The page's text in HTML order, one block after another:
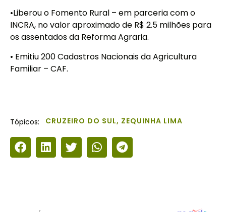
•Liberou o Fomento Rural – em parceria com o
INCRA, no valor aproximado de R$ 2.5 milhões para
os assentados da Reforma Agraria.
• Emitiu 200 Cadastros Nacionais da Agricultura
Familiar – CAF.
Tópicos: CRUZEIRO DO SUL, ZEQUINHA LIMA